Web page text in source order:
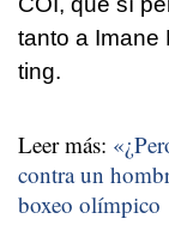
tanto a Imane
ting.
Leer más:
contra un
boxeo olímpico